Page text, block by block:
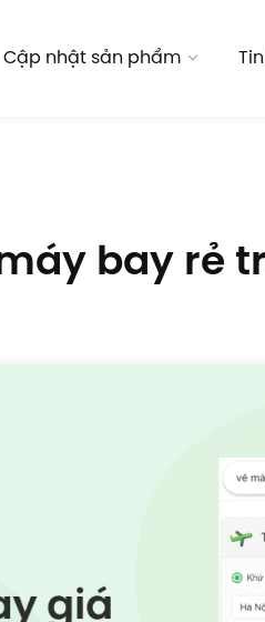
Cập nhật sản phẩm
bay rẻ